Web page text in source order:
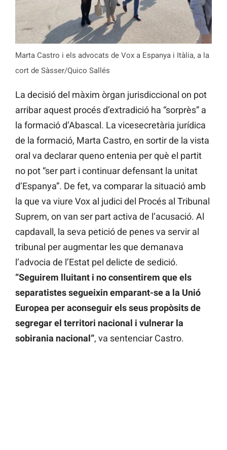
Marta Castro i els advocats de Vox a Espanya i Itàlia, a la
cort de Sàsser/Quico Sallés
La decisió del màxim òrgan jurisdiccional on pot
arribar aquest procés d’extradició ha “sorprès” a
la formació d’Abascal. La vicesecretària jurídica
de la formació, Marta Castro, en sortir de la vista
oral va declarar queno entenia per què el partit
no pot “ser part i continuar defensant la unitat
d’Espanya”. De fet, va comparar la situació amb
la que va viure Vox al judici del Procés al Tribunal
Suprem, on van ser part activa de l’acusació. Al
capdavall, la seva petició de penes va servir al
tribunal per augmentar les que demanava
l’advocia de l’Estat pel delicte de sedició.
“Seguirem lluitant i no consentirem que els
separatistes segueixin emparant-se a la Unió
Europea per aconseguir els seus propòsits de
segregar el territori nacional i vulnerar la
sobirania nacional”, va sentenciar Castro.